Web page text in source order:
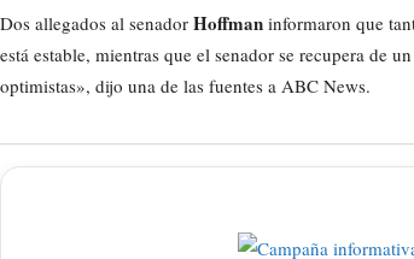
Dos allegados al senador Hoffman informaron que
está estable, mientras que el senador se recupera de un
optimistas», dijo una de las fuentes a ABC News.